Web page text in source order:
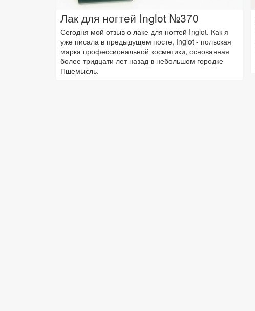
Лак для ногтей Inglot №370
Сегодня мой отзыв о лаке для ногтей Inglot. Как я
уже писала в предыдущем посте, Inglot - польская
марка профессиональной косметики, основанная
более тридцати лет назад в небольшом городке
Пшемысль.